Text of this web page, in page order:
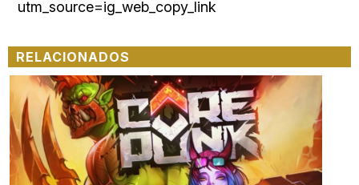
utm_source=ig_web_copy_link
RELACIONADOS